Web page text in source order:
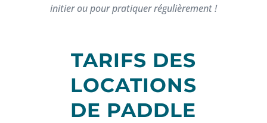
initier ou pour pratiquer régulièrement !
TARIFS DES
LOCATIONS
DE PADDLE